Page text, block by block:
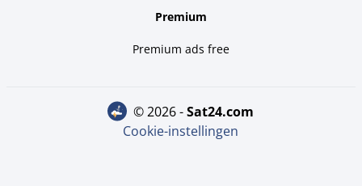
Premium
Premium ads free
© 2026 - sat24.com
Cookie-instellingen